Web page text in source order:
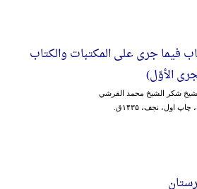
فیما جری علی المکتبات والکتاب
الأوّل)
شکر الشیخ محمد القرشي
، چاپ اول، نجف، ۱۴۳۵ق.